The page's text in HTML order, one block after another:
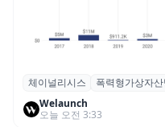
체이널리시스 “가
범죄 증가…상반기
체이널리시스
폭력형가상자산
Welaunch
오늘 오전 3:33